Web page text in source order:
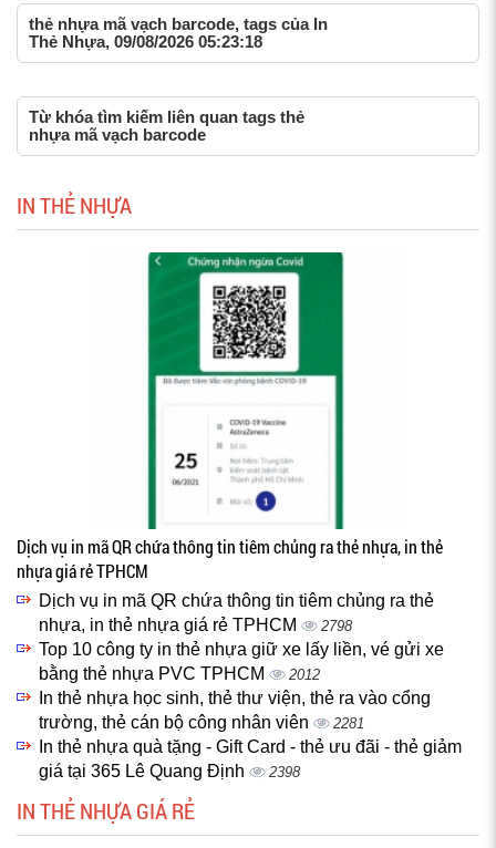
thẻ nhựa mã vạch barcode, tags của In
Thẻ Nhựa, 09/08/2026 05:23:18
Từ khóa tìm kiếm liên quan tags thẻ
nhựa mã vạch barcode
IN THẺ NHỰA
Dịch vụ in mã QR chứa thông tin tiêm chủng ra thẻ nhựa, in thẻ
nhựa giá rẻ TPHCM
Dịch vụ in mã QR chứa thông tin tiêm chủng ra thẻ
nhựa, in thẻ nhựa giá rẻ TPHCM
2798
Top 10 công ty in thẻ nhựa giữ xe lấy liền, vé gửi xe
bằng thẻ nhựa PVC TPHCM
2012
In thẻ nhựa học sinh, thẻ thư viện, thẻ ra vào cổng
trường, thẻ cán bộ công nhân viên
2281
In thẻ nhựa quà tặng - Gift Card - thẻ ưu đãi - thẻ giảm
giá tại 365 Lê Quang Định
2398
IN THẺ NHỰA GIÁ RẺ